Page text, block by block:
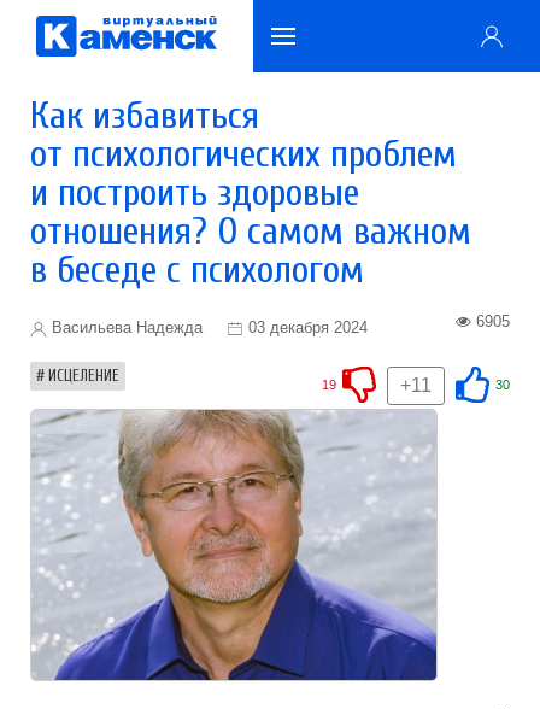
Как избавиться
от психологических проблем
и построить здоровые
отношения? О самом важном
в беседе с психологом
Васильева Надежда 03 декабря 2024 6905
ИСЦЕЛЕНИЕ 30
+11
19